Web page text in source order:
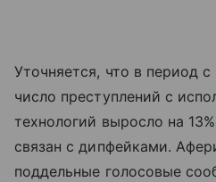
Уточняется, что в период
число преступлений с
технологий выросло на
связан с дипфейками.
поддельные голосовые